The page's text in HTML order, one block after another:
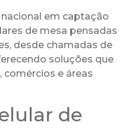
nacional em captação
de mesa pensadas
desde chamadas de
soluções que
comércios e áreas
de